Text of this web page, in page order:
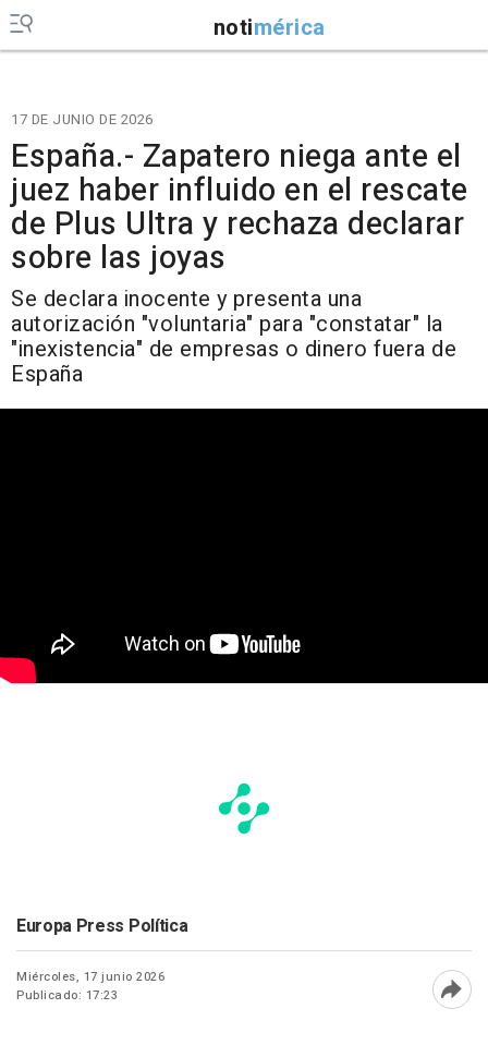
notimérica
17 DE JUNIO DE 2026
España.- Zapatero niega ante el
juez haber influido en el rescate
de Plus Ultra y rechaza declarar
sobre las joyas
Se declara inocente y presenta una
autorización "voluntaria" para "constatar" la
"inexistencia" de empresas o dinero fuera de
España
Europa Press Política
Miércoles, 17 junio 2026
Publicado: 17:23